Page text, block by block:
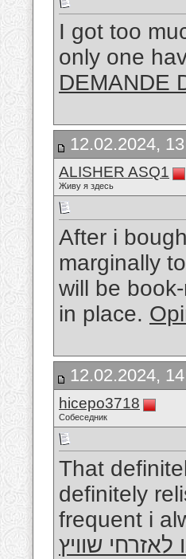
I got too
only one
DEMANDE
12.02.2024,
ALISHER ASQ1
Живу я здесь
After i
marginally
will be
in place.
12.02.2024,
hicepo3718
Собеседник
That
definitely
frequent i
לאזרחי שוויץ